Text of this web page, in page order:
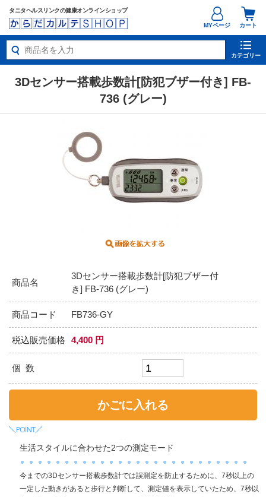
タニタヘルスリンクの健康オンラインショップ
カート
MYページ
カテゴリー
3Dセンサー搭載歩数計[防犯ブザー付き] FB-
736 (グレー)
商品名
3Dセンサー搭載歩数計[防犯ブザー付
き] FB-736 (グレー)
商品コード FB736-GY
税込販売価格 4,400 円
個 数
生活スタイルに合わせた2つの測定モード
今までの3Dセンサー搭載歩数計では誤測定を防止するために、7秒以上の
一定した動きがあると歩行と判断して、測定値を表示していたため、7秒以